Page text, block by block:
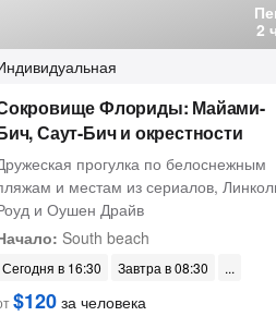
2
Флориды: Майами-
Саут-Бич и окрестности
прогулка по белоснежным
и местам из сериалов,
и Оушен Драйв
South beach
Сегодня в 16:30
Завтра в 08:30
$120 за человека